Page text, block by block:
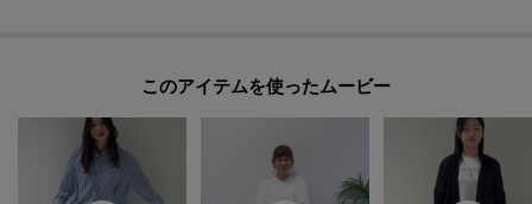
・ポケット数：横×2 後ろ×2
・前ファスナー
このアイテムを使ったムービー